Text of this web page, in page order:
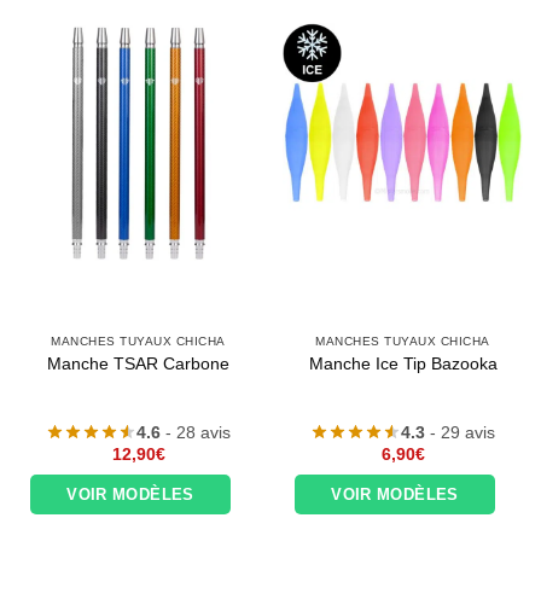
MANCHES TUYAUX CHICHA
Manche TSAR Carbone
4.6 - 28 avis
12,90€
VOIR MODÈLES
MANCHES TUYAUX CHICHA
Manche Ice Tip Bazooka
4.3 - 29 avis
6,90€
VOIR MODÈLES